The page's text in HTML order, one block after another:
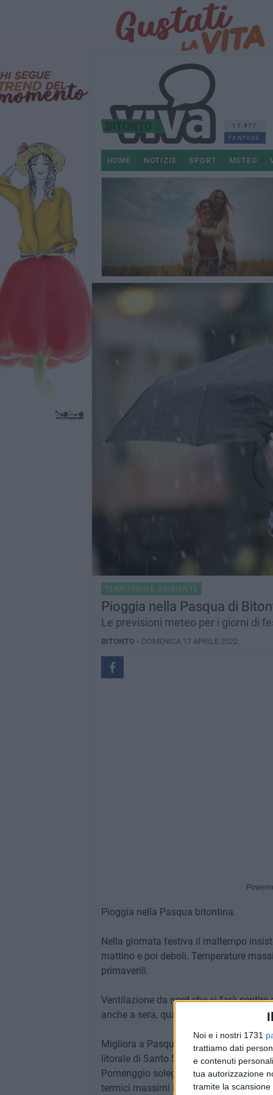
Noi e i nostri 1731
trattiamo dati
e contenuti
tua autorizzazione
tramite la
17.877
FANPAGE
HOME NOTIZIE SPORT METEO
TERRITORIO E AMBIENTE
Pioggia nella Pasqua di
Le previsioni meteo per i giorni di
BITONTO - DOMENICA 17 APRILE 2022
Pioggia nella Pasqua bitontina.
Nella giornata festiva il maltempo
mattino e poi deboli. Temperature
primaverili.
Ventilazione da nord che si farà
anche a sera, quando la colonnina di
Migliora a Pasquetta, per via però di
litorale di Santo Spirito e Giovinazzo
Pomeriggio soleggiato, ma le
termici massimi in netta risalita da